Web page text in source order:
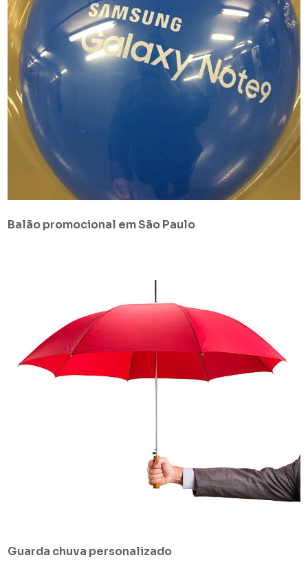
Balão promocional em São Paulo
Guarda chuva personalizado